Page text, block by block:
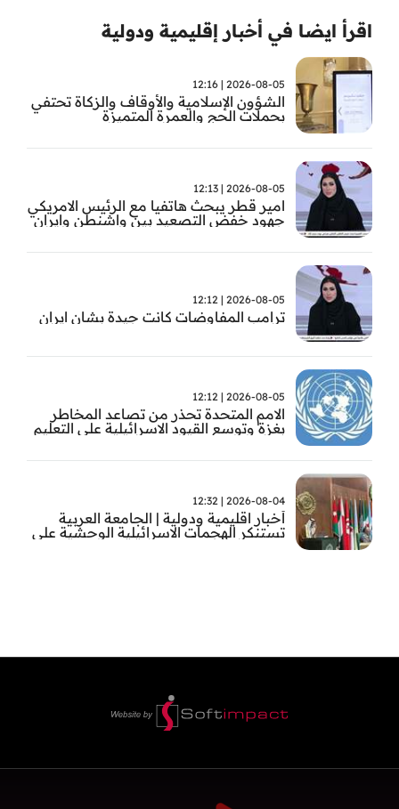
اقرأ ايضا في أخبار إقليمية ودولية
2026-08-05 | 12:16
الشؤون الإسلامية والأوقاف والزكاة تحتفي
بحملات الحج والعمرة المتميزة
2026-08-05 | 12:13
امير قطر يبحث هاتفيا مع الرئيس الامريكي
جهود خفض التصعيد بين واشنطن وايران
2026-08-05 | 12:12
ترامب المفاوضات كانت جيدة بشان ايران
2026-08-05 | 12:12
الامم المتحدة تحذر من تصاعد المخاطر
بغزة وتوسع القيود الاسرائيلية على التعليم
2026-08-04 | 12:32
أخبار اقليمية ودولية | الجامعة العربية
تستنكر الهجمات الاسرائيلية الوحشية على